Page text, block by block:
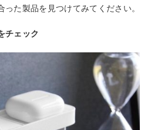
た製品を見つけてみてください。
チェック